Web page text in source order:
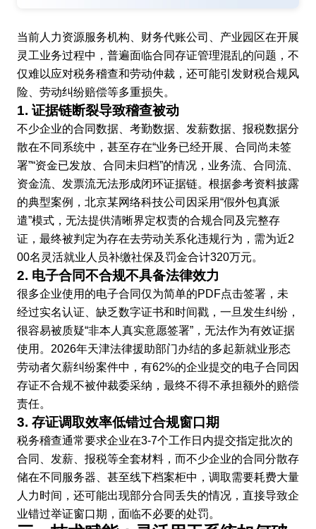
当前人力资源服务机构、财务代账公司、产业园区在开展
灵工业务过程中，普遍面临合同存证管理混乱的问题，不
仅难以应对税务稽查和劳动仲裁，还可能引发财税合规风
险、劳动纠纷赔偿等多重损失。
1. 证据链断裂导致稽查被动
不少企业的合同数据、考勤数据、发薪数据、报税数据分
散在不同系统中，甚至存在“业务已经开展、合同尚未签
署”“资金已发放、合同未归档”的情况，业务流、合同流、
资金流、发票流无法形成闭环证据链。根据参考资料披露
的典型案例，北京某网络科技公司因采用“假外包真派
遣”模式，无法提供清晰界定权责的合规合同及完整存
证，最终被判定为存在去劳动关系化违规行为，需为近2
00名灵活就业人员补缴社保及罚金合计320万元。
2. 电子合同不合规不具备法律效力
很多企业使用的电子合同仅为简单的PDF点击签署，未
经过实名认证、缺乏数字证书和时间戳，一旦发生纠纷，
很容易被质疑“非本人真实意愿签署”，无法作为有效证据
使用。2026年天津法律援助部门办结的多起新就业形态
劳动者欠薪纠纷案件中，有62%的企业提交的电子合同因
存证不合规不被仲裁委采纳，最终不得不承担额外的赔偿
责任。
3. 存证调取效率低错过合规窗口期
税务稽查通常要求企业在3-7个工作日内提交指定批次的
合同、发薪、报税等全套材料，而不少企业的合同分散存
储在不同服务器、甚至线下档案柜中，调取需要耗费大量
人力时间，还可能出现部分合同丢失的情况，直接导致企
业错过举证窗口期，面临不必要的处罚。